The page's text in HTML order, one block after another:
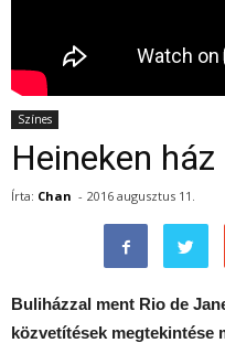
Színes
Heineken ház
Írta: Chan - 2016 augusztus 11.
Buliházzal ment Rio de
közvetítések megtekintése